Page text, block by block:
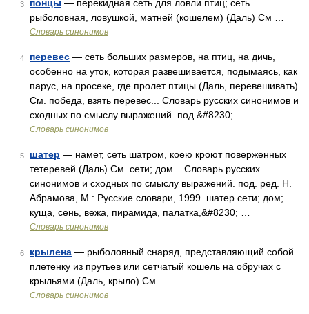
3 понцы — перекидная сеть для ловли птиц; сеть
рыболовная, ловушкой, матней (кошелем) (Даль) См …
Словарь синонимов
4 перевес — сеть больших размеров, на птиц, на дичь,
особенно на уток, которая развешивается, подымаясь, как
парус, на просеке, где пролет птицы (Даль, перевешивать)
См. победа, взять перевес... Словарь русских синонимов и
сходных по смыслу выражений. под.&#8230; …
Словарь синонимов
5 шатер — намет, сеть шатром, коею кроют поверженных
тетеревей (Даль) См. сети; дом... Словарь русских
синонимов и сходных по смыслу выражений. под. ред. Н.
Абрамова, М.: Русские словари, 1999. шатер сети; дом;
куща, сень, вежа, пирамида, палатка,&#8230; …
Словарь синонимов
6 крылена — рыболовный снаряд, представляющий собой
плетенку из прутьев или сетчатый кошель на обручах с
крыльями (Даль, крыло) См …
Словарь синонимов